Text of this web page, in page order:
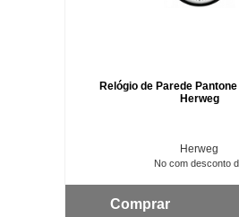
Relógio de Parede
Herweg
Herweg
No com desconto
Comprar